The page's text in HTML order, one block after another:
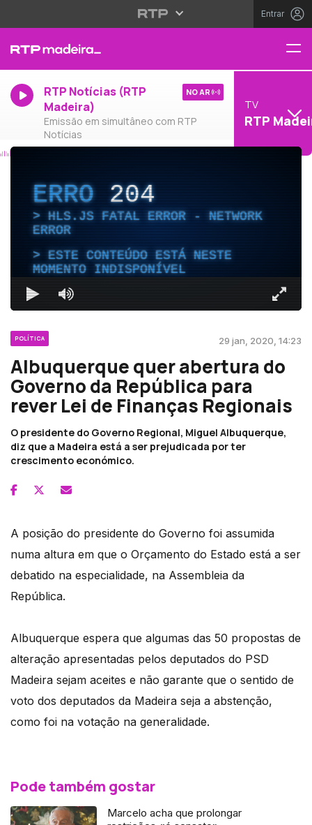
Entrar
RTP Notícias (RTP
Madeira)
Emissão em simultâneo com RTP
Notícias
NO AR
TV
RTP
ERRO204
HLS.JS FATAL ERROR - NETWORK
ERROR
ESTE CONTEÚDO ESTÁ NESTE
MOMENTO INDISPONÍVEL
POLÍTICA 29 jan, 2020, 14:23
Albuquerque quer abertura do
Governo da República para
rever Lei de Finanças Regionais
O presidente do Governo Regional, Miguel Albuquerque,
diz que a Madeira está a ser prejudicada por ter
crescimento económico.
A posição do presidente do Governo foi assumida
numa altura em que o Orçamento do Estado está a ser
debatido na especialidade, na Assembleia da
República.
Albuquerque espera que algumas das 50 propostas de
alteração apresentadas pelos deputados do PSD
Madeira sejam aceites e não garante que o sentido de
voto dos deputados da Madeira seja a abstenção,
como foi na votação na generalidade.
Pode também gostar
Marcelo acha que prolongar